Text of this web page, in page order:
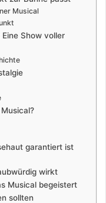
Musical
Show voller
garantiert ist
wirkt
Musical begeistert
sollten